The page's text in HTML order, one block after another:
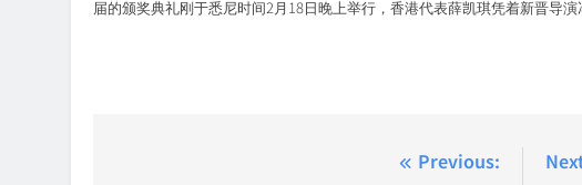
届的颁奖典礼刚于悉尼时间2月 18 日晚上举行，香港代表薛凯琪凭着新晋导
Previous: